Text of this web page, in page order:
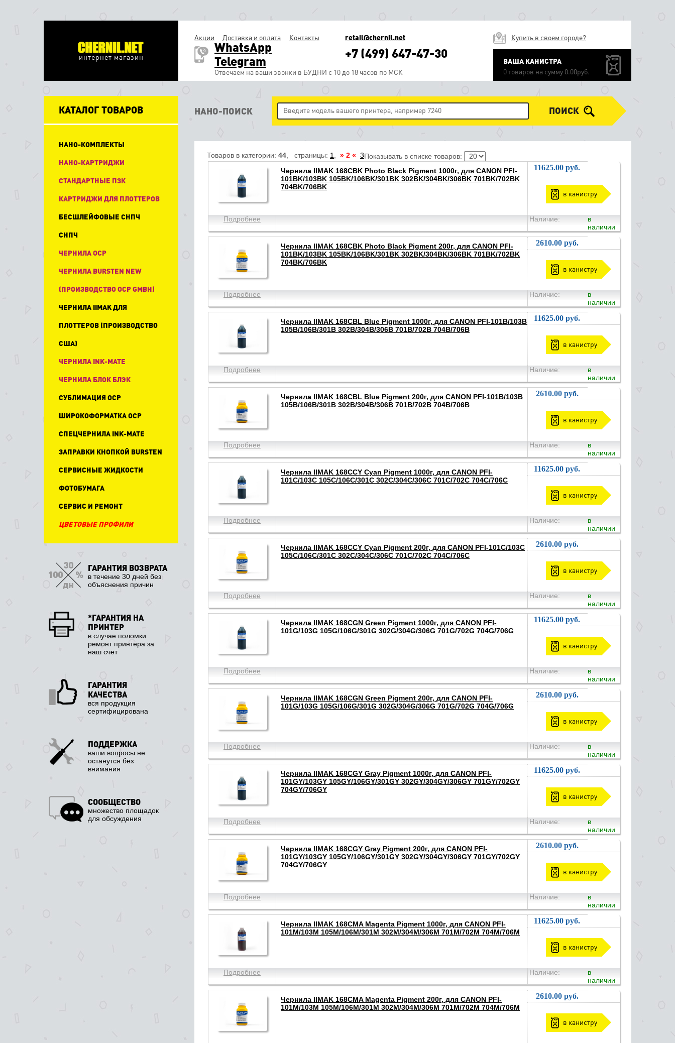
интернет магазин
Акции Доставка и оплата Контакты
WhatsApp
Telegram
retail@chernil.net
+7 (499) 647-47-30
Отвечаем на ваши звонки в БУДНИ с 10 до 18 часов по МСК
Купить в своем городе?
ВАША КАНИСТРА
0 товаров на сумму 0.00руб.
НАНО-ПОИСК ПОИСК
Товаров в категории: 44 , страницы: 1 » 2 « 3Показывать в списке товаров:
Чернила IIMAK 168CBK Photo Black Pigment 1000г, для CANON PFI-
101BK/103BK 105BK/106BK/301BK 302BK/304BK/306BK 701BK/702BK
704BK/706BK
11625.00 руб.
в канистру
Подробнее Наличие:
в
наличии
Чернила IIMAK 168CBK Photo Black Pigment 200г, для CANON PFI-
101BK/103BK 105BK/106BK/301BK 302BK/304BK/306BK 701BK/702BK
704BK/706BK
2610.00 руб.
в канистру
Подробнее Наличие:
в
наличии
Чернила IIMAK 168CBL Blue Pigment 1000г, для CANON PFI-101B/103B
105B/106B/301B 302B/304B/306B 701B/702B 704B/706B
11625.00 руб.
в канистру
Подробнее Наличие:
в
наличии
Чернила IIMAK 168CBL Blue Pigment 200г, для CANON PFI-101B/103B
105B/106B/301B 302B/304B/306B 701B/702B 704B/706B
2610.00 руб.
в канистру
Подробнее Наличие:
в
наличии
Чернила IIMAK 168CCY Cyan Pigment 1000г, для CANON PFI-
101C/103C 105C/106C/301C 302C/304C/306C 701C/702C 704C/706C
11625.00 руб.
в канистру
Подробнее Наличие:
в
наличии
Чернила IIMAK 168CCY Cyan Pigment 200г, для CANON PFI-101C/103C
105C/106C/301C 302C/304C/306C 701C/702C 704C/706C
2610.00 руб.
в канистру
Подробнее Наличие:
в
наличии
Чернила IIMAK 168CGN Green Pigment 1000г, для CANON PFI-
101G/103G 105G/106G/301G 302G/304G/306G 701G/702G 704G/706G
11625.00 руб.
в канистру
Подробнее Наличие:
в
наличии
Чернила IIMAK 168CGN Green Pigment 200г, для CANON PFI-
101G/103G 105G/106G/301G 302G/304G/306G 701G/702G 704G/706G
2610.00 руб.
в канистру
Подробнее Наличие:
в
наличии
Чернила IIMAK 168CGY Gray Pigment 1000г, для CANON PFI-
101GY/103GY 105GY/106GY/301GY 302GY/304GY/306GY 701GY/702GY
704GY/706GY
11625.00 руб.
в канистру
Подробнее Наличие:
в
наличии
Чернила IIMAK 168CGY Gray Pigment 200г, для CANON PFI-
101GY/103GY 105GY/106GY/301GY 302GY/304GY/306GY 701GY/702GY
704GY/706GY
2610.00 руб.
в канистру
Подробнее Наличие:
в
наличии
Чернила IIMAK 168CMA Magenta Pigment 1000г, для CANON PFI-
101M/103M 105M/106M/301M 302M/304M/306M 701M/702M 704M/706M
11625.00 руб.
в канистру
Подробнее Наличие:
в
наличии
Чернила IIMAK 168CMA Magenta Pigment 200г, для CANON PFI-
101M/103M 105M/106M/301M 302M/304M/306M 701M/702M 704M/706M
2610.00 руб.
в канистру
КАТАЛОГ ТОВАРОВ
НАНО-КОМПЛЕКТЫ
НАНО-КАРТРИДЖИ
СТАНДАРТНЫЕ ПЗК
КАРТРИДЖИ ДЛЯ ПЛОТТЕРОВ
БЕСШЛЕЙФОВЫЕ СНПЧ
СНПЧ
ЧЕРНИЛА OCP
ЧЕРНИЛА BURSTEN NEW
(ПРОИЗВОДСТВО OCP GMBH)
ЧЕРНИЛА IIMAK ДЛЯ
ПЛОТТЕРОВ (ПРОИЗВОДСТВО
США)
ЧЕРНИЛА INK-MATE
ЧЕРНИЛА БЛОК БЛЭК
СУБЛИМАЦИЯ OCP
ШИРОКОФОРМАТКА OCP
СПЕЦЧЕРНИЛА INK-MATE
ЗАПРАВКИ КНОПКОЙ BURSTEN
СЕРВИСНЫЕ ЖИДКОСТИ
ФОТОБУМАГА
СЕРВИС И РЕМОНТ
ЦВЕТОВЫЕ ПРОФИЛИ
ГАРАНТИЯ ВОЗВРАТА
в течение 30 дней без
объяснения причин
*ГАРАНТИЯ НА
ПРИНТЕР
в случае поломки
ремонт принтера за
наш счет
ГАРАНТИЯ
КАЧЕСТВА
вся продукция
сертифицирована
ПОДДЕРЖКА
ваши вопросы не
останутся без
внимания
СООБЩЕСТВО
множество площадок
для обсуждения